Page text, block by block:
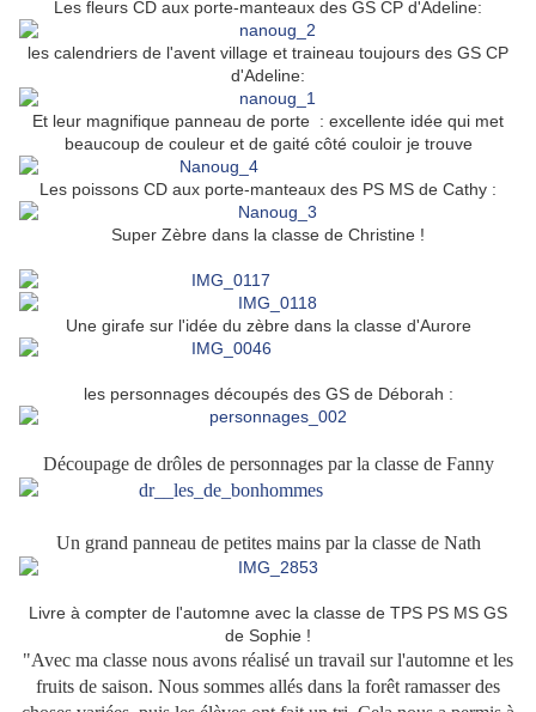
Les fleurs CD aux porte-manteaux des GS CP d'Adeline:
les calendriers de l'avent village et traineau toujours des GS CP
d'Adeline:
Et leur magnifique panneau de porte : excellente idée qui met
beaucoup de couleur et de gaité côté couloir je trouve
Les poissons CD aux porte-manteaux des PS MS de Cathy :
Super Zèbre dans la classe de Christine !
Une girafe sur l'idée du zèbre dans la classe d'Aurore
les personnages découpés des GS de Déborah :
Découpage de drôles de personnages par la classe de Fanny
Un grand panneau de petites mains par la classe de Nath
Livre à compter de l'automne avec la classe de TPS PS MS GS
de Sophie !
"Avec ma classe nous avons réalisé un travail sur l'automne et les
fruits de saison. Nous sommes allés dans la forêt ramasser des